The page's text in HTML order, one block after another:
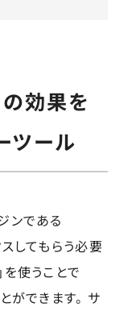
の効果を
ツール
ンである
してもらう必要
を使うことで
ができます。 サ